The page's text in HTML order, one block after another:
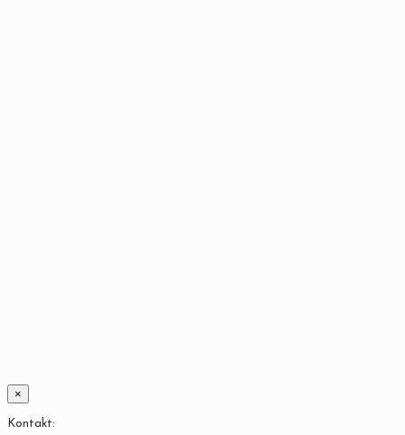
×
Kontakt: